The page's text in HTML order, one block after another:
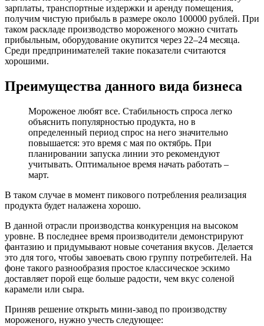
зарплаты, транспортные издержки и аренду помещения,
получим чистую прибыль в размере около 100000 рублей. При
таком раскладе производство мороженого можно считать
прибыльным, оборудование окупится через 22–24 месяца.
Среди предпринимателей такие показатели считаются
хорошими.
Преимущества данного вида бизнеса
Мороженое любят все. Стабильность спроса легко
объяснить популярностью продукта, но в
определенный период спрос на него значительно
повышается: это время с мая по октябрь. При
планировании запуска линии это рекомендуют
учитывать. Оптимальное время начать работать –
март.
В таком случае в момент пикового потребления реализация
продукта будет налажена хорошо.
В данной отрасли производства конкуренция на высоком
уровне. В последнее время производители демонстрируют
фантазию и придумывают новые сочетания вкусов. Делается
это для того, чтобы завоевать свою группу потребителей. На
фоне такого разнообразия простое классическое эскимо
доставляет порой еще больше радости, чем вкус соленой
карамели или сыра.
Приняв решение открыть мини-завод по производству
мороженого, нужно учесть следующее: